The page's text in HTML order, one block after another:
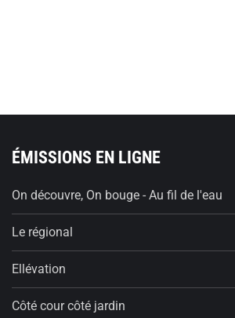
ÉMISSIONS EN LIGNE
On découvre, On bouge - Au fil de l'eau
Le régional
Ellévation
Côté cour côté jardin